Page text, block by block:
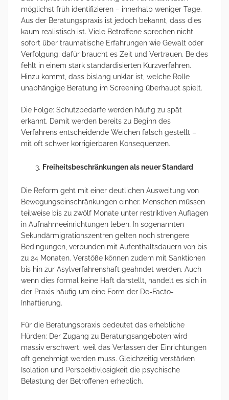
möglichst früh identifizieren – innerhalb weniger Tage.
Aus der Beratungspraxis ist jedoch bekannt, dass dies
kaum realistisch ist. Viele Betroffene sprechen nicht
sofort über traumatische Erfahrungen wie Gewalt oder
Verfolgung; dafür braucht es Zeit und Vertrauen. Beides
fehlt in einem stark standardisierten Kurzverfahren.
Hinzu kommt, dass bislang unklar ist, welche Rolle
unabhängige Beratung im Screening überhaupt spielt.
Die Folge: Schutzbedarfe werden häufig zu spät
erkannt. Damit werden bereits zu Beginn des
Verfahrens entscheidende Weichen falsch gestellt –
mit oft schwer korrigierbaren Konsequenzen.
Freiheitsbeschränkungen als neuer Standard
Die Reform geht mit einer deutlichen Ausweitung von
Bewegungseinschränkungen einher. Menschen müssen
teilweise bis zu zwölf Monate unter restriktiven Auflagen
in Aufnahmeeinrichtungen leben. In sogenannten
Sekundärmigrationszentren gelten noch strengere
Bedingungen, verbunden mit Aufenthaltsdauern von bis
zu 24 Monaten. Verstöße können zudem mit Sanktionen
bis hin zur Asylverfahrenshaft geahndet werden. Auch
wenn dies formal keine Haft darstellt, handelt es sich in
der Praxis häufig um eine Form der De-Facto-
Inhaftierung.
Für die Beratungspraxis bedeutet das erhebliche
Hürden: Der Zugang zu Beratungsangeboten wird
massiv erschwert, weil das Verlassen der Einrichtungen
oft genehmigt werden muss. Gleichzeitig verstärken
Isolation und Perspektivlosigkeit die psychische
Belastung der Betroffenen erheblich.